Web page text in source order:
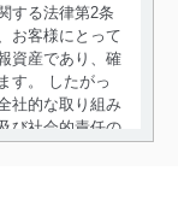
する法律第2条
お客様にとって
資産であり、確
す。 したがっ
社的な取り組み
び社会的責任の